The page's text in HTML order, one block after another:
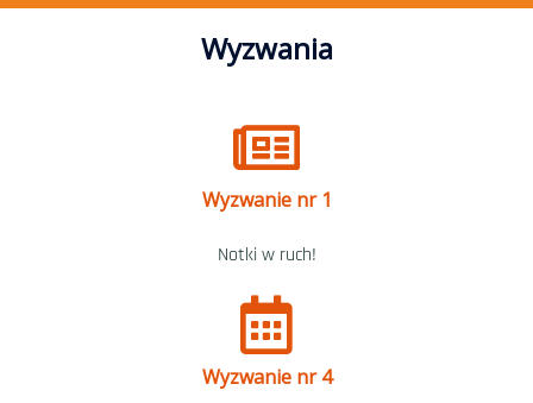
Wyzwania
Wyzwanie nr 1
Notki w ruch!
Wyzwanie nr 4